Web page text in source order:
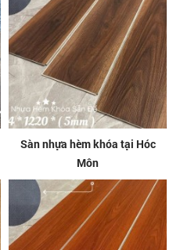
Sàn nhựa hèm khóa tại Hóc
Môn